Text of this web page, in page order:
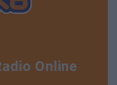
Online